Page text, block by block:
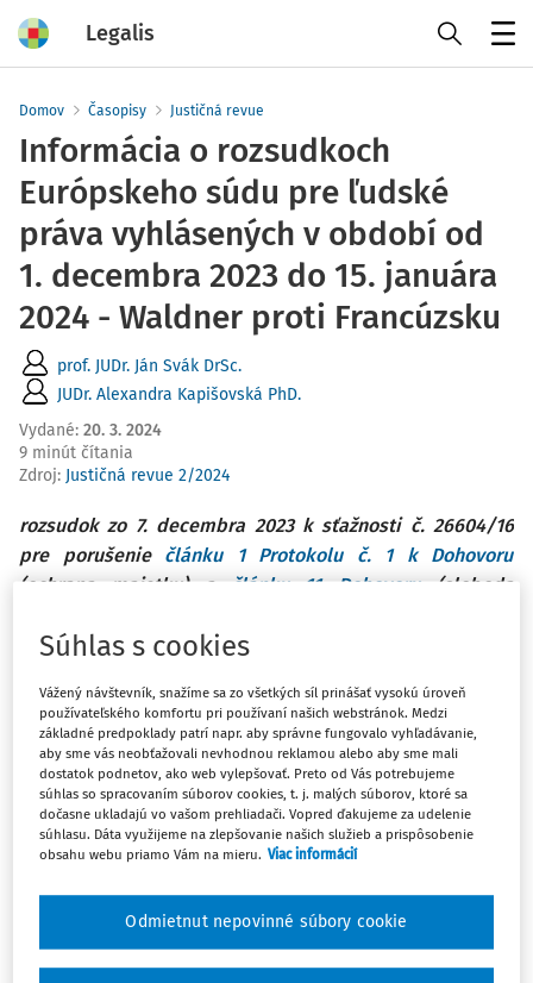
Legalis
Domov Časopisy Justičná revue
Informácia o rozsudkoch
Európskeho súdu pre ľudské
práva vyhlásených v období od
1. decembra 2023 do 15. januára
2024 - Waldner proti Francúzsku
prof. JUDr. Ján Svák DrSc.
JUDr. Alexandra Kapišovská PhD.
Vydané: 20. 3. 2024
9 minút čítania
Zdroj: Justičná revue 2/2024
rozsudok zo 7. decembra 2023 k sťažnosti č. 26604/16
pre porušenie článku 1 Protokolu č. 1 k Dohovoru
(ochrana majetku) a
článku 11 Dohovoru(sloboda
že sťažovateľ nebol členom profesijnej organizácie
Sťažovateľ je rakúsky štátny príslušník, ktorý sa narodil v
roku 1977 a žije v Paríži, kde pôsobí ako právnik. Prípad sa
týka zvýšenia zdaniteľného príjmu sťažovateľa v rokoch
2006 - 2011 z dôvodu, že nie je členom združenia pre
manažment účtovníctva schváleného daňovými orgánmi
organisme de gestion agréé- "OGA").
štátnom rozpočte na rok 2006 členstvo v OGA oprávňovalo
živnostníkov na odpočet 20 % zo zdaniteľného príjmu.
Súhlas s cookies
Vážený návštevník, snažíme sa zo všetkých síl prinášať vysokú úroveň
používateľského komfortu pri používaní našich webstránok. Medzi
základné predpoklady patrí napr. aby správne fungovalo vyhľadávanie,
aby sme vás neobťažovali nevhodnou reklamou alebo aby sme mali
dostatok podnetov, ako web vylepšovať. Preto od Vás potrebujeme
súhlas so spracovaním súborov cookies, t. j. malých súborov, ktoré sa
dočasne ukladajú vo vašom prehliadači. Vopred ďakujeme za udelenie
súhlasu. Dáta využijeme na zlepšovanie našich služieb a prispôsobenie
obsahu webu priamo Vám na mieru. Viac informácií
Odmietnut nepovinné súbory cookie